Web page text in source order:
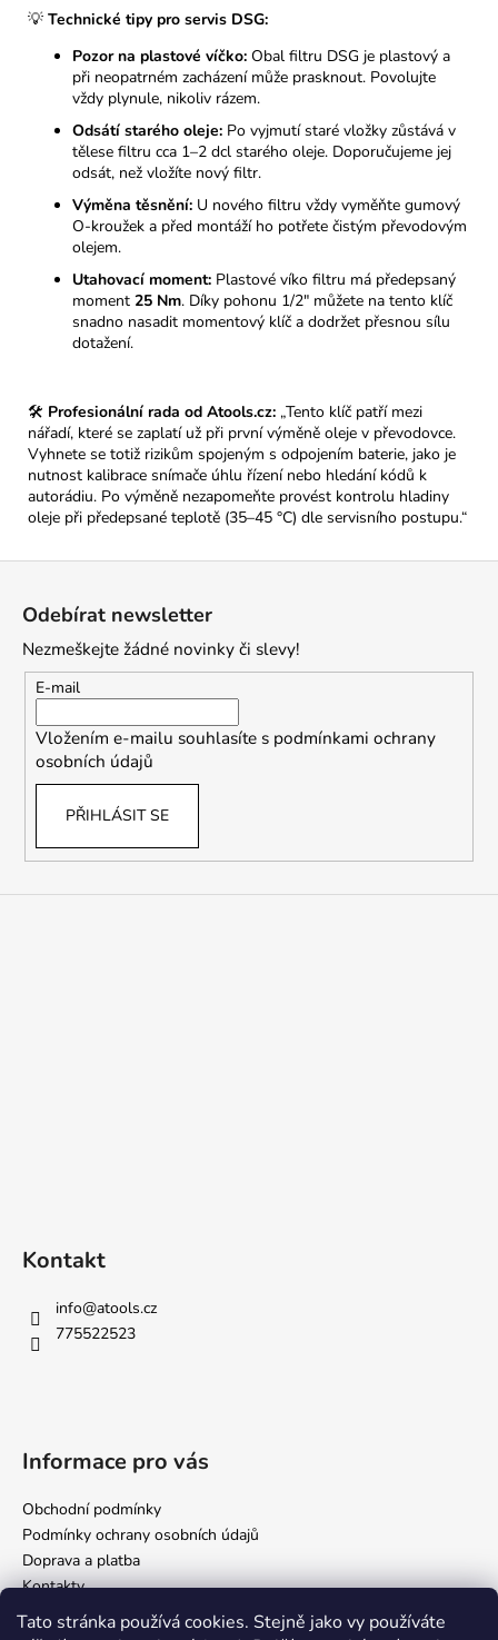
Tato stránka používá cookies. Stejně jako vy používáte
💡 Technické tipy pro servis DSG:
Pozor na plastové víčko: Obal filtru DSG je plastový a
při neopatrném zacházení může prasknout. Povolujte
vždy plynule, nikoliv rázem.
Odsátí starého oleje: Po vyjmutí staré vložky zůstává v
tělese filtru cca 1–2 dcl starého oleje. Doporučujeme jej
odsát, než vložíte nový filtr.
Výměna těsnění: U nového filtru vždy vyměňte gumový
O-kroužek a před montáží ho potřete čistým převodovým
olejem.
Utahovací moment: Plastové víko filtru má předepsaný
moment 25 Nm. Díky pohonu 1/2" můžete na tento klíč
snadno nasadit momentový klíč a dodržet přesnou sílu
dotažení.
🛠️ Profesionální rada od Atools.cz: „Tento klíč patří mezi
nářadí, které se zaplatí už při první výměně oleje v převodovce.
Vyhnete se totiž rizikům spojeným s odpojením baterie, jako je
nutnost kalibrace snímače úhlu řízení nebo hledání kódů k
autorádiu. Po výměně nezapomeňte provést kontrolu hladiny
oleje při předepsané teplotě (35–45 °C) dle servisního postupu.“
Odebírat newsletter
Nezmeškejte žádné novinky či slevy!
E-mail
Vložením e-mailu souhlasíte s podmínkami ochrany
osobních údajů
PŘIHLÁSIT SE
Kontakt
info@atools.cz
775522523
Informace pro vás
Obchodní podmínky
Podmínky ochrany osobních údajů
Doprava a platba
Kontakty